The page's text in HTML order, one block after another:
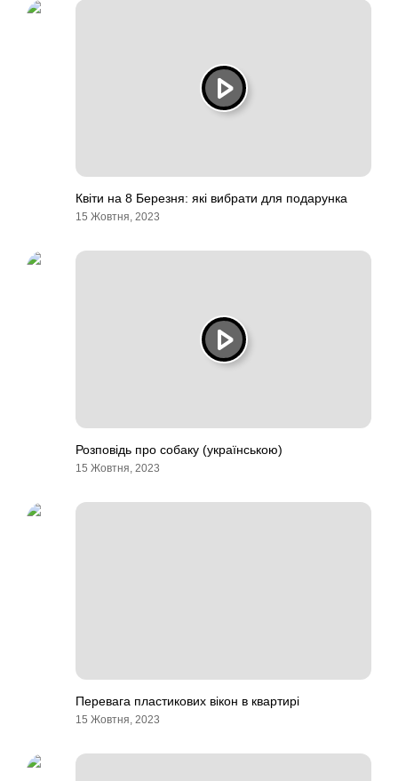
Квіти на 8 Березня: які вибрати для подарунка
15 Жовтня, 2023
Розповідь про собаку (українською)
15 Жовтня, 2023
Перевага пластикових вікон в квартирі
15 Жовтня, 2023